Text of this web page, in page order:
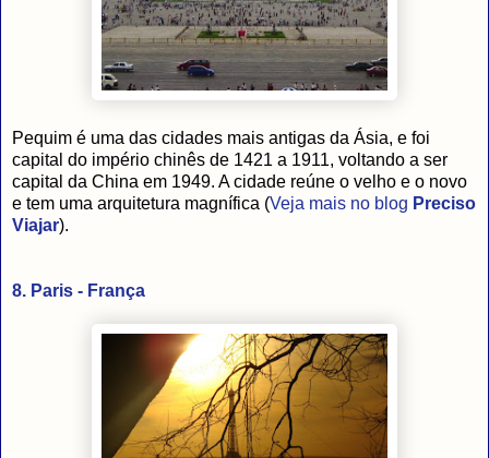
Pequim é uma das cidades mais antigas da Ásia, e foi
capital do império chinês de 1421 a 1911, voltando a ser
capital da China em 1949. A cidade reúne o velho e o novo
e tem uma arquitetura magnífica (Veja mais no blog Preciso
Viajar).
8. Paris - França